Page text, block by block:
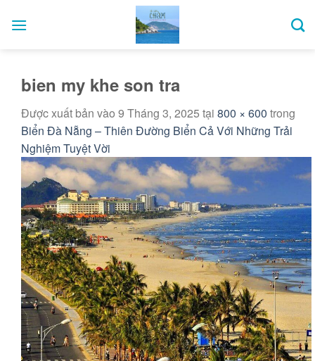
qua
bien my khe son tra
Được xuất bản vào 9 Tháng 3, 2025 tại 800 × 600 trong
Biển Đà Nẵng – Thiên Đường Biển Cả Với Những Trải
Nghiệm Tuyệt Vời